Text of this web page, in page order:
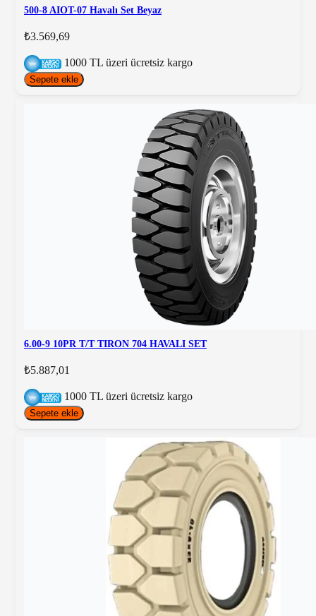
500-8 AIOT-07 Havalı Set Beyaz
₺3.569,69
1000 TL üzeri ücretsiz kargo
Sepete ekle
6.00-9 10PR T/T TIRON 704 HAVALI SET
₺5.887,01
1000 TL üzeri ücretsiz kargo
Sepete ekle